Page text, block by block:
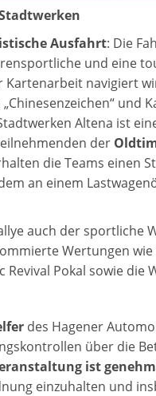
Ausfahrt: Die
und eine
navigiert
und
Altena ist
der
die Teams einen
an einem
auch der sportliche
Wertungen wie
Revival Pokal sowie die
des Hagener
über die
ist
einzuhalten und